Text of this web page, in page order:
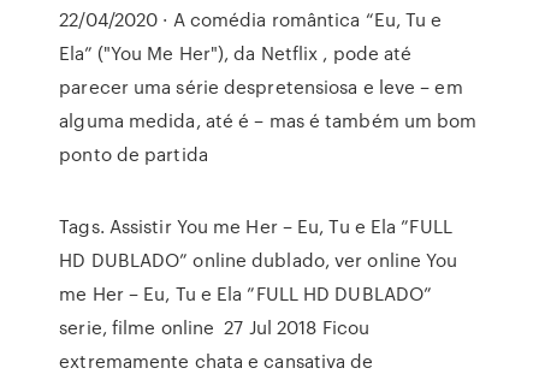
22/04/2020 · A comédia romântica “Eu, Tu e
Ela” ("You Me Her"), da Netflix , pode até
parecer uma série despretensiosa e leve – em
alguma medida, até é – mas é também um bom
ponto de partida
Tags. Assistir You me Her – Eu, Tu e Ela ”FULL
HD DUBLADO” online dublado, ver online You
me Her – Eu, Tu e Ela ”FULL HD DUBLADO”
serie, filme online 27 Jul 2018 Ficou
extremamente chata e cansativa de